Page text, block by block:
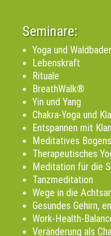
Seminare:
Yoga und
Lebenskraft
Rituale
BreathWalk®
Yin und Yang
Chakra-Yoga und
Entspannen mit
Meditatives
Therapeutisches
Meditation für die
Tanzmeditation
Wege in die
Gesundes Gehirn,
Work-Health-
Veränderung als